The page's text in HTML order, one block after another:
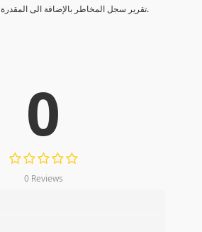
تقرير سجل المخاطر بالإضافة الى المقدرة التامية لإدارة مخاطر المشاريع.
0
0 Reviews